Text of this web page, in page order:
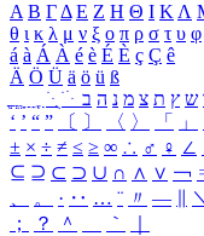
Α Β ΓΔ Ε Ζ Η Θ Ι ΚΛ
θ ι κ λ μ ν ξ ο π ρ σ τ υ φ
á à Á À é è É È ç Ç ê
Ä Ö Ü ä ö ü ß
ִֶֹ ֻּ ׁׂ ש ץ ת צ מ נ ה ב
‘ ’ “ ” 〔 〕 〈 〉 「 」
± × ÷ ≠ ≤ ≥ ∞ ∴ ♂ ♀ ∠
⊆ ⊇ ⊂ ⊃ ∪ ∩ ∧ ∨ ￢
、
。 · ‥ … ¨ 〃 ―
；
？ ＾ ｀